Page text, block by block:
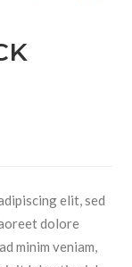
elit, sed
dolore
minim veniam,